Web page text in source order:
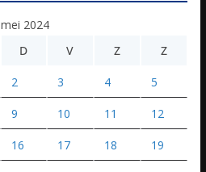
mei 2024
D V Z Z
2 3 4 5
9 10 11 12
16 17 18 19